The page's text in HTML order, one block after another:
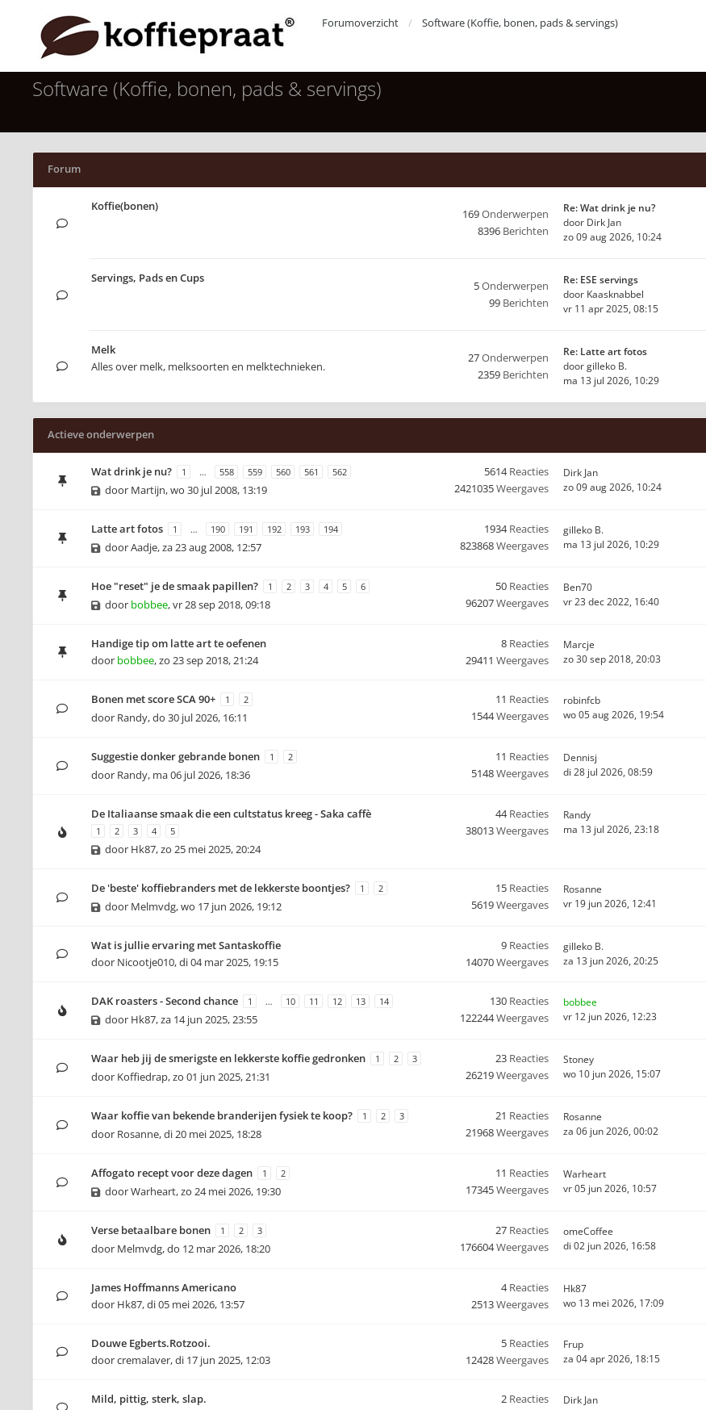
Forumoverzicht Software (Koffie, bonen, pads & servings)
Software (Koffie, bonen, pads & servings)
Forum
Koffie(bonen)
169Onderwerpen
8396 Berichten
Re: Wat drink je nu?
door Dirk Jan
zo 09 aug 2026, 10:24
Servings, Pads en Cups
5Onderwerpen
99 Berichten
Re: ESE servings
door Kaasknabbel
vr 11 apr 2025, 08:15
Melk
Alles over melk, melksoorten en melktechnieken.
27Onderwerpen
2359 Berichten
Re: Latte art fotos
doorgilleko B.
ma 13 jul 2026, 10:29
Actieve onderwerpen
Wat drink je nu? 1 … 558 559 560 561 562
door Martijn,wo 30 jul 2008, 13:19
5614Reacties
2421035Weergaves
Dirk Jan
zo 09 aug 2026, 10:24
Latte art fotos 1 … 190 191 192 193 194
doorAadje,za 23 aug 2008, 12:57
1934Reacties
823868Weergaves
gilleko B.
ma 13 jul 2026, 10:29
Hoe "reset" je de smaak papillen? 1 2 3 4 5 6
door bobbee,vr 28 sep 2018, 09:18
50 Reacties
96207Weergaves
Ben70
vr 23 dec 2022, 16:40
Handige tip om latte art te oefenen
door bobbee,zo 23 sep 2018, 21:24
8 Reacties
29411 Weergaves
Marcje
zo 30 sep 2018, 20:03
Bonen met score SCA 90+ 1 2
door Randy,do 30 jul 2026, 16:11
11 Reacties
1544Weergaves
robinfcb
wo 05 aug 2026, 19:54
Suggestie donker gebrande bonen 1 2
door Randy, ma 06 jul 2026, 18:36
11 Reacties
5148Weergaves
Dennisj
di 28 jul 2026, 08:59
De Italiaanse smaak die een cultstatus kreeg - Saka caffè
1 2 3 4 5
door Hk87,zo 25 mei 2025, 20:24
44Reacties
38013Weergaves
Randy
ma 13 jul 2026, 23:18
De 'beste' koffiebranders met de lekkerste boontjes? 1 2
door Melmvdg,wo 17 jun 2026, 19:12
15 Reacties
5619Weergaves
Rosanne
vr 19 jun 2026, 12:41
Wat is jullie ervaring met Santaskoffie
door Nicootje010,di 04 mar 2025, 19:15
9 Reacties
14070Weergaves
gilleko B.
za 13 jun 2026, 20:25
DAK roasters - Second chance 1 … 10 11 12 13 14
door Hk87,za 14 jun 2025, 23:55
130 Reacties
122244Weergaves
bobbee
vr 12 jun 2026, 12:23
Waar heb jij de smerigste en lekkerste koffie gedronken 1 2 3
door Koffiedrap,zo 01 jun 2025, 21:31
23 Reacties
26219Weergaves
Stoney
wo 10 jun 2026, 15:07
Waar koffie van bekende branderijen fysiek te koop? 1 2 3
door Rosanne,di 20 mei 2025, 18:28
21 Reacties
21968Weergaves
Rosanne
za 06 jun 2026, 00:02
Affogato recept voor deze dagen 1 2
doorWarheart,zo 24 mei 2026, 19:30
11 Reacties
17345Weergaves
Warheart
vr 05 jun 2026, 10:57
Verse betaalbare bonen 1 2 3
door Melmvdg,do 12 mar 2026, 18:20
27 Reacties
176604Weergaves
omeCoffee
di 02 jun 2026, 16:58
James Hoffmanns Americano
door Hk87,di 05 mei 2026, 13:57
4Reacties
2513Weergaves
Hk87
wo 13 mei 2026, 17:09
Douwe Egberts.Rotzooi.
doorcremalaver,di 17 jun 2025, 12:03
5 Reacties
12428Weergaves
Frup
za 04 apr 2026, 18:15
Mild, pittig, sterk, slap.
2 Reacties
Dirk Jan